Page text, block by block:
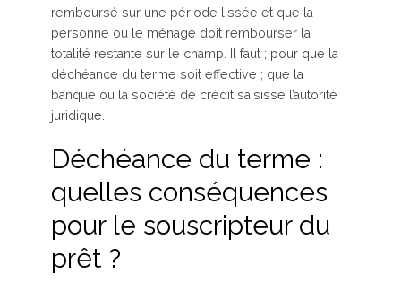
remboursé sur une période lissée et que la
personne ou le ménage doit rembourser la
totalité restante sur le champ. Il faut ; pour que la
déchéance du terme soit effective ; que la
banque ou la société de crédit saisisse l’autorité
juridique.
Déchéance du terme :
quelles conséquences
pour le souscripteur du
prêt ?